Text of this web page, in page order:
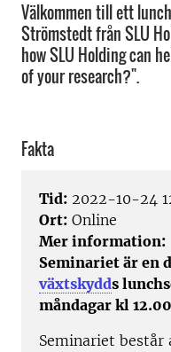
Välkommen till ett
Strömstedt från SLU
how SLU Holding can
of your research?".
Fakta
Tid: 2022-10-24
Ort: Online
Mer information:
Seminariet är en
växtskydds
måndagar kl
Seminariet består